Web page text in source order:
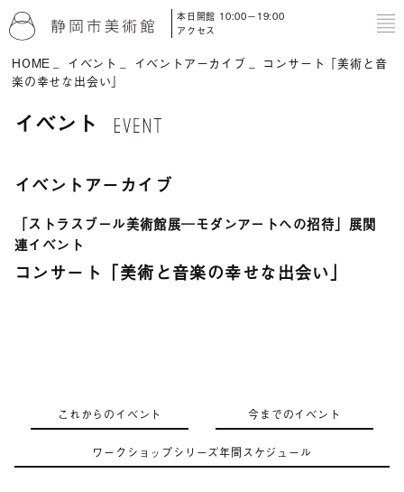
本日開館 10:00－19:00
アクセス
HOME イベント イベントアーカイブ
コンサート「美術と音
楽の幸せな出会い」
イベント
イベントアーカイブ
「ストラスブール美術館展―モダンアートへの招待」展関
連イベント
コンサート「美術と音楽の幸せな出会い」
これからのイベント 今までのイベント
ワークショップシリーズ年間スケジュール